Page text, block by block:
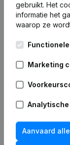
Wat is het
Wat is het
Vos?
gebruikt. Het
informatie het
waarop ze
Marketing
Aanvaard